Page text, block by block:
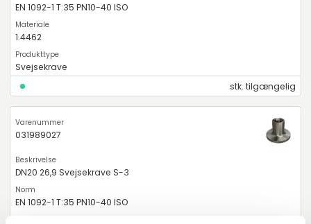
EN 1092-1 T:35 PN10-40 ISO
1.4462
Svejsekrave
stk. tilgængelig
031989027
DN20 26,9 Svejsekrave S-3
EN 1092-1 T:35 PN10-40 ISO